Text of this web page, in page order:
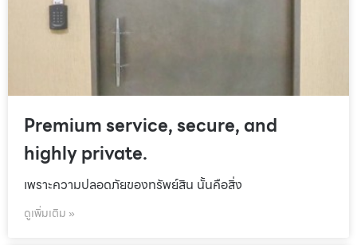
Premium service, secure, and
highly private.
เพราะความปลอดภัยของทรัพย์สิน นั้นคือสิ่ง
ดูเพิ่มเติม »